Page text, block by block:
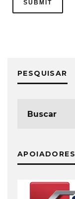
PESQUISAR
APOIADORES